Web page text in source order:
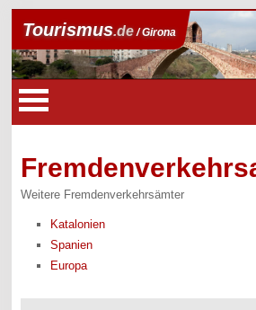
Tourismus.de/ Girona
Weitere Fremdenverkehrsämter
Katalonien
Spanien
Europa